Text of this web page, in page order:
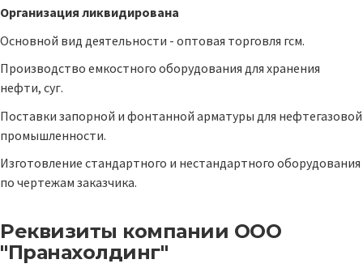
Организация ликвидирована
Основной вид деятельности - оптовая торговля гсм.
Производство емкостного оборудования для хранения
нефти, суг.
Поставки запорной и фонтанной арматуры для нефтегазовой
промышленности.
Изготовление стандартного и нестандартного оборудования
по чертежам заказчика.
Реквизиты компании ООО
"Пранахолдинг"